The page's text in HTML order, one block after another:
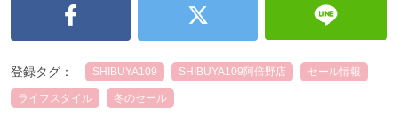
登録タグ： SHIBUYA109 SHIBUYA109阿倍野店 セール情報
ライフスタイル 冬のセール